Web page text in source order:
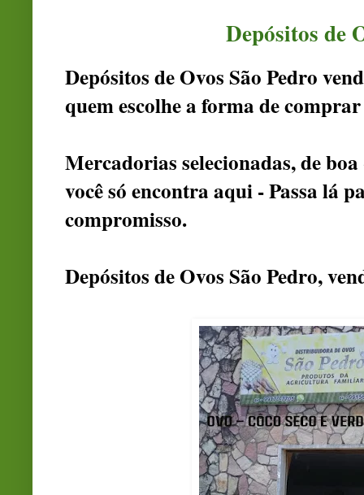
Depósitos de
Depósitos de Ovos São Pedro
quem escolhe a forma de
Mercadorias selecionadas, de
você só encontra aqui - Passa lá
compromisso.
Depósitos de Ovos São Pedro,